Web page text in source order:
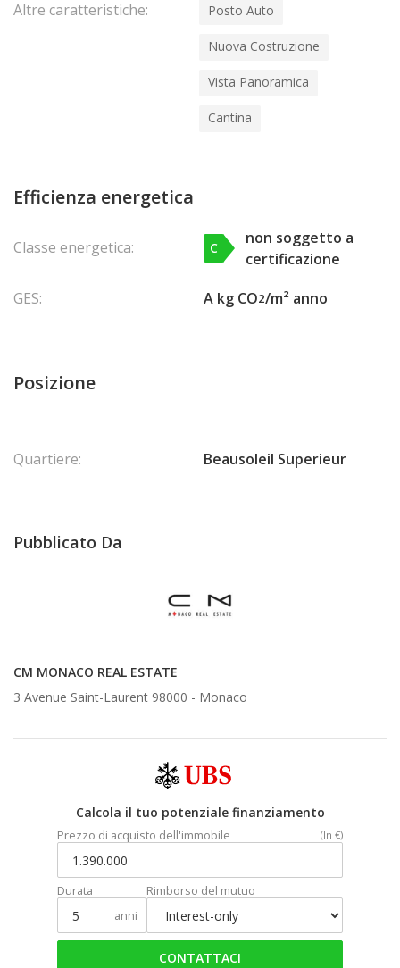
Altre caratteristiche: Posto Auto
Nuova Costruzione
Vista Panoramica
Cantina
Efficienza energetica
Classe energetica: C
non soggetto a
certificazione
GES:
A kg CO2/m² anno
Posizione
Quartiere: Beausoleil Superieur
Pubblicato Da
CM MONACO REAL ESTATE
3 Avenue Saint-Laurent 98000 - Monaco
Calcola il tuo potenziale finanziamento
Prezzo di acquisto dell'immobile (In €)
Durata
anni
Rimborso del mutuo
CONTATTACI